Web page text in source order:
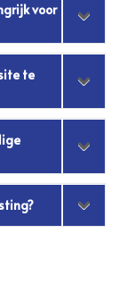
voor
te